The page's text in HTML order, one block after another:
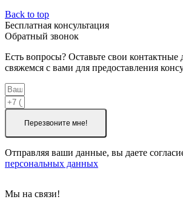
Back to top
Бесплатная консультация
Обратный звонок
Есть вопросы? Оставьте свои
свяжемся с вами для предоставления
Перезвоните мне!
Отправляя ваши данные, вы даете
персональных данных
Мы на связи!